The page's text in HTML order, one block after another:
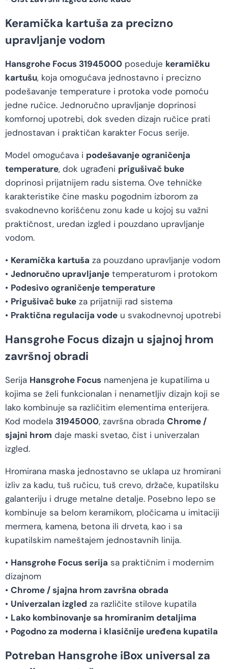
Keramička kartuša za precizno
upravljanje vodom
Hansgrohe Focus 31945000 poseduje keramičku
kartušu, koja omogućava jednostavno i precizno
podešavanje temperature i protoka vode pomoću
jedne ručice. Jednoručno upravljanje doprinosi
komfornoj upotrebi, dok sveden dizajn ručice prati
jednostavan i praktičan karakter Focus serije.
Model omogućava i podešavanje ograničenja
temperature, dok ugrađeni prigušivač buke
doprinosi prijatnijem radu sistema. Ove tehničke
karakteristike čine masku pogodnim izborom za
svakodnevno korišćenu zonu kade u kojoj su važni
praktičnost, uredan izgled i pouzdano upravljanje
vodom.
• Keramička kartuša za pouzdano upravljanje vodom
• Jednoručno upravljanje temperaturom i protokom
• Podesivo ograničenje temperature
• Prigušivač buke za prijatniji rad sistema
• Praktična regulacija vode u svakodnevnoj upotrebi
Hansgrohe Focus dizajn u sjajnoj hrom
završnoj obradi
Serija Hansgrohe Focus namenjena je kupatilima u
kojima se želi funkcionalan i nenametljiv dizajn koji se
lako kombinuje sa različitim elementima enterijera.
Kod modela 31945000, završna obrada Chrome /
sjajni hrom daje maski svetao, čist i univerzalan
izgled.
Hromirana maska jednostavno se uklapa uz hromirani
izliv za kadu, tuš ručicu, tuš crevo, držače, kupatilsku
galanteriju i druge metalne detalje. Posebno lepo se
kombinuje sa belom keramikom, pločicama u imitaciji
mermera, kamena, betona ili drveta, kao i sa
kupatilskim nameštajem jednostavnih linija.
• Hansgrohe Focus serija sa praktičnim i modernim
dizajnom
• Chrome / sjajna hrom završna obrada
• Univerzalan izgled za različite stilove kupatila
• Lako kombinovanje sa hromiranim detaljima
• Pogodno za moderna i klasičnije uređena kupatila
Potreban Hansgrohe iBox universal za